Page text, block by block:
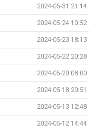
2024-05-31 21:14
2024-05-24 10:52
2024-05-23 18:13
2024-05-22 20:28
2024-05-20 08:00
2024-05-18 20:51
2024-05-13 12:48
2024-05-12 14:44